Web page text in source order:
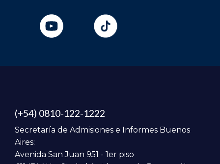
(+54) 0810-122-1222
Secretaría de Admisiones e Informes Buenos
Aires:
Avenida San Juan 951 - 1er piso